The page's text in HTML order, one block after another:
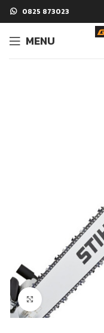
0825 873023
MENU
Click to enlarge